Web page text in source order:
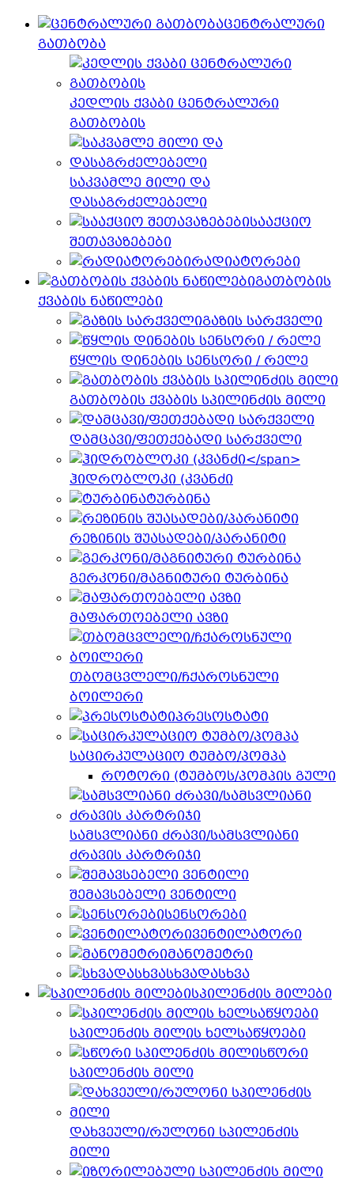
ცენტრალური
გათბობა
კედლის ქვაბი ცენტრალური
გათბობის
საკვამლე მილი და
დასაგრძელებელი
სააქციო
შეთავაზებები
რადიატორები
გათბობის
ქვაბის ნაწილები
გაზის სარქველი
წყლის დინების სენსორი / რელე
გათბობის ქვაბის სპილინძის მილი
დამცავი/ფეთქებადი სარქველი
ჰიდრობლოკი (კვანძი
ტურბინა
რეზინის შუასადები/პარანიტი
გერკონი/მაგნიტური ტურბინა
მაფართოებელი ავზი
თბომცვლელი/ჩქაროსნული
ბოილერი
პრესოსტატი
საცირკულაციო ტუმბო/პომპა
როტორი (ტუმბოს/პომპის გული
სამსვლიანი ძრავი/სამსვლიანი
ძრავის კარტრიჯი
შემავსებელი ვენტილი
სენსორები
ვენტილატორი
მანომეტრი
სხვადასხვა
სპილენძის მილები
სპილენძის მილის ხელსაწყოები
სწორი
სპილენძის მილი
დახვეული/რულონი სპილენძის
მილი